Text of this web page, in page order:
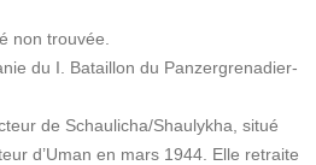
non trouvée.
du I. Bataillon du Panzergrenadier-
de Schaulicha/Shaulykha, situé
d’Uman en mars 1944. Elle retraite